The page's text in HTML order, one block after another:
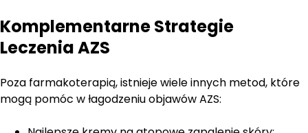
Komplementarne Strategie
Leczenia AZS
Poza farmakoterapią, istnieje wiele innych metod, które
mogą pomóc w łagodzeniu objawów AZS: